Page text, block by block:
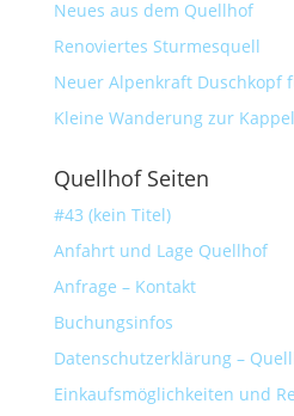
Neues aus dem Quellhof
Renoviertes Sturmesquell
Neuer Alpenkraft Duschkopf
Kleine Wanderung zur
Quellhof Seiten
#43 (kein Titel)
Anfahrt und Lage Quellhof
Anfrage – Kontakt
Buchungsinfos
Datenschutzerklärung –
Einkaufsmöglichkeiten und